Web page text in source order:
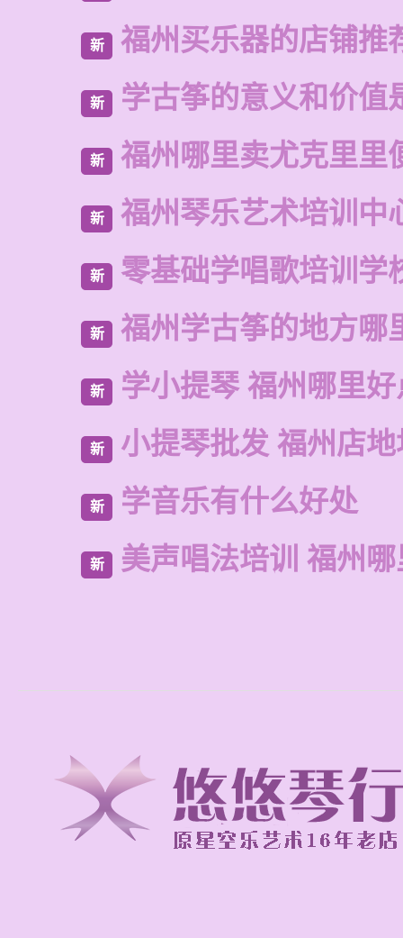
新 福州买乐器的店铺推
新 学古筝的意义和价值
新 福州哪里卖尤克里里
新 福州琴乐艺术培训中
新 零基础学唱歌培训学
新 福州学古筝的地方哪
新 学小提琴 福州哪里好
新 小提琴批发 福州店
新 学音乐有什么好处
新 美声唱法培训 福州